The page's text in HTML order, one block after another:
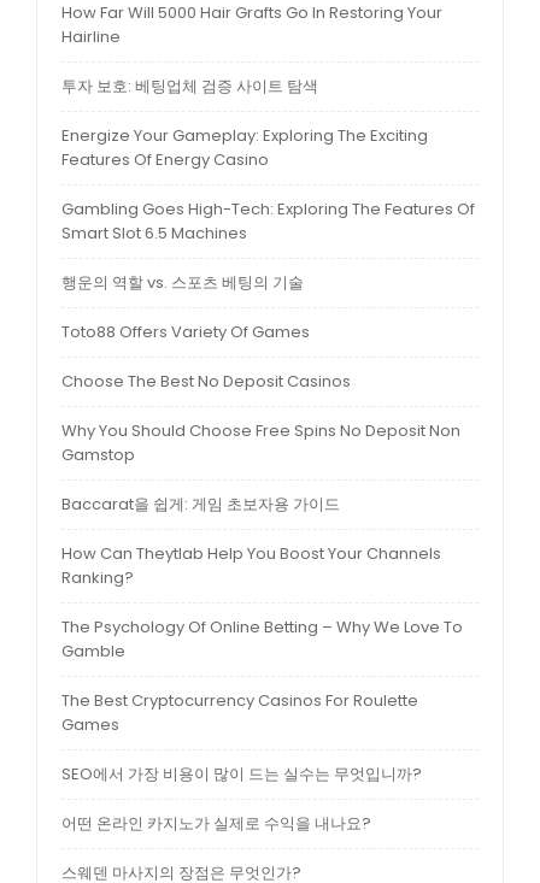
How Far Will 5000 Hair Grafts Go In Restoring Your
Hairline
투자 보호: 베팅업체 검증 사이트 탐색
Energize Your Gameplay: Exploring The Exciting
Features Of Energy Casino
Gambling Goes High-Tech: Exploring The Features Of
Smart Slot 6.5 Machines
행운의 역할 vs. 스포츠 베팅의 기술
Toto88 Offers Variety Of Games
Choose The Best No Deposit Casinos
Why You Should Choose Free Spins No Deposit Non
Gamstop
Baccarat을 쉽게: 게임 초보자용 가이드
How Can Theytlab Help You Boost Your Channels
Ranking?
The Psychology Of Online Betting – Why We Love To
Gamble
The Best Cryptocurrency Casinos For Roulette
Games
SEO에서 가장 비용이 많이 드는 실수는 무엇입니까?
어떤 온라인 카지노가 실제로 수익을 내나요?
스웨덴 마사지의 장점은 무엇인가?